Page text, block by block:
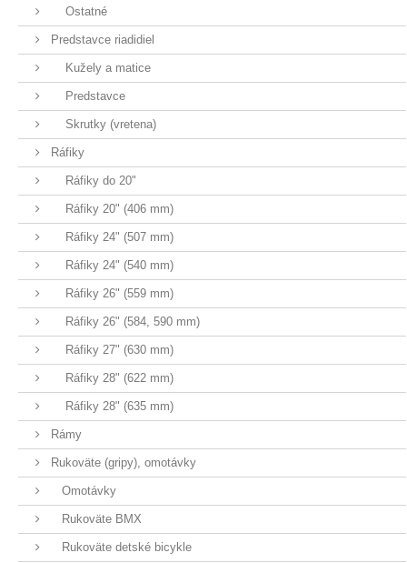
Ostatné
Predstavce riadidiel
Kužely a matice
Predstavce
Skrutky (vretena)
Ráfiky
Ráfiky do 20"
Ráfiky 20" (406 mm)
Ráfiky 24" (507 mm)
Ráfiky 24" (540 mm)
Ráfiky 26" (559 mm)
Ráfiky 26" (584, 590 mm)
Ráfiky 27" (630 mm)
Ráfiky 28" (622 mm)
Ráfiky 28" (635 mm)
Rámy
Rukoväte (gripy), omotávky
Omotávky
Rukoväte BMX
Rukoväte detské bicykle